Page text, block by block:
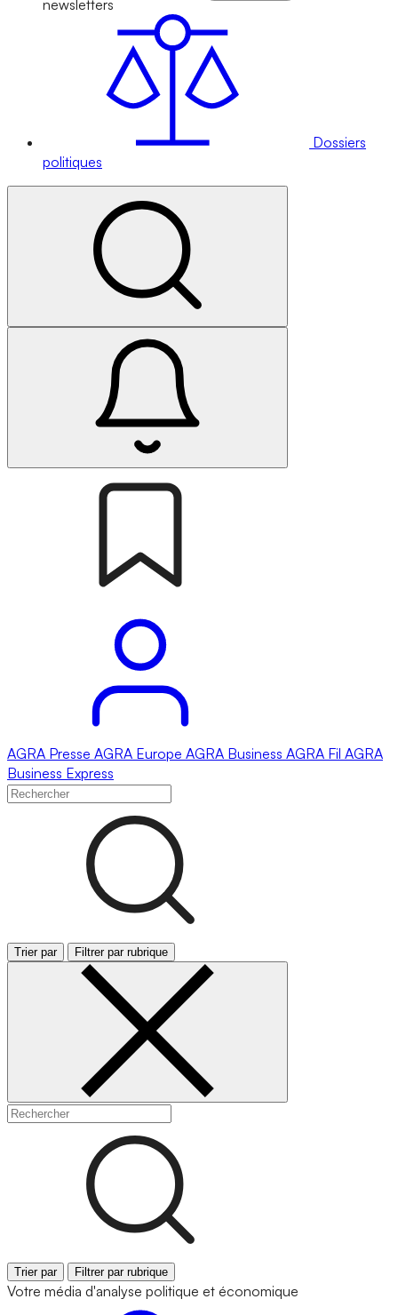
newsletters
Dossiers
politiques
AGRA Presse AGRA Europe AGRA Business AGRA Fil AGRA
Business Express
Trier par Filtrer par rubrique
Trier par Filtrer par rubrique
Votre média d'analyse politique et économique